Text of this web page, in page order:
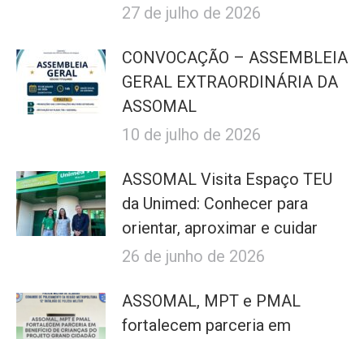
27 de julho de 2026
CONVOCAÇÃO – ASSEMBLEIA
GERAL EXTRAORDINÁRIA DA
ASSOMAL
10 de julho de 2026
ASSOMAL Visita Espaço TEU
da Unimed: Conhecer para
orientar, aproximar e cuidar
26 de junho de 2026
ASSOMAL, MPT e PMAL
fortalecem parceria em